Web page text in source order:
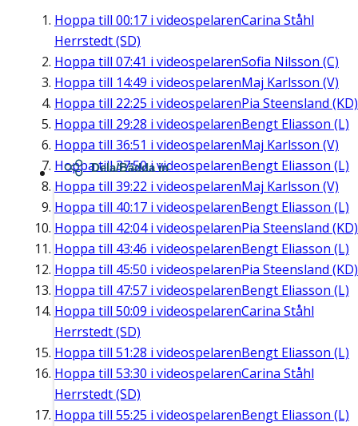
Hoppa till 00:17 i videospelarenCarina Ståhl
Herrstedt (SD)
Hoppa till 07:41 i videospelarenSofia Nilsson (C)
Hoppa till 14:49 i videospelarenMaj Karlsson (V)
Hoppa till 22:25 i videospelarenPia Steensland (KD)
Hoppa till 29:28 i videospelarenBengt Eliasson (L)
Hoppa till 36:51 i videospelarenMaj Karlsson (V)
Hoppa till37:50i videospelarenBengt Eliasson (L)
Hoppa till 39:22 i videospelarenMaj Karlsson (V)
Hoppa till 40:17 i videospelarenBengt Eliasson (L)
Hoppa till 42:04i videospelarenPia Steensland (KD)
Hoppa till 43:46 i videospelarenBengt Eliasson (L)
Hoppa till 45:50 i videospelarenPia Steensland (KD)
Hoppa till 47:57 i videospelarenBengt Eliasson (L)
Hoppa till 50:09 i videospelarenCarina Ståhl
Herrstedt (SD)
Hoppa till 51:28 i videospelarenBengt Eliasson (L)
Hoppa till 53:30 i videospelarenCarina Ståhl
Herrstedt (SD)
Hoppa till 55:25 i videospelarenBengt Eliasson (L)
Dela/Bädda in